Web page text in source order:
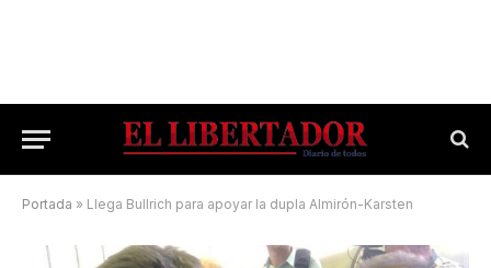
Portada » Llega Bullrich para apoyar la dupla Almirón-Karsten